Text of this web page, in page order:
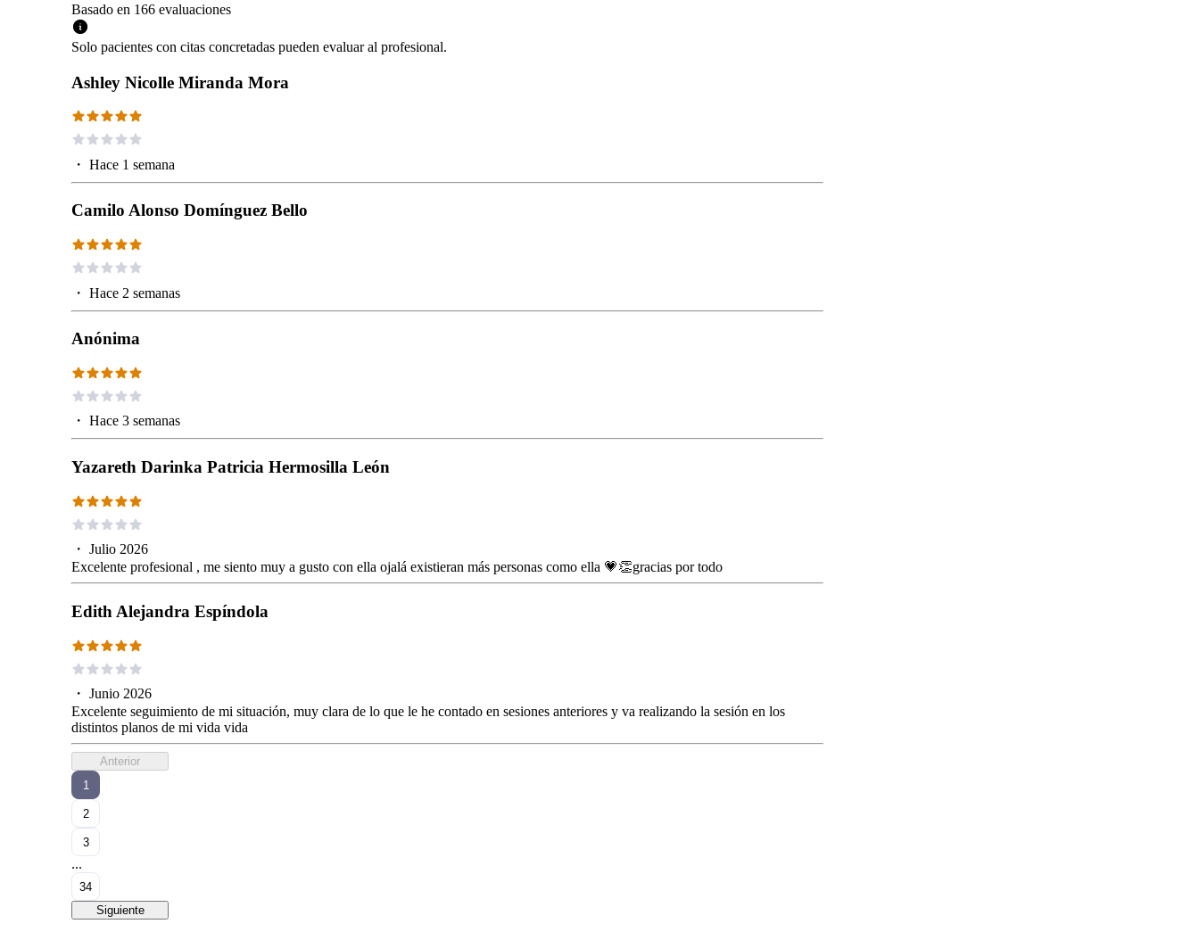
Basado en 166 evaluaciones
Solo pacientes con citas concretadas pueden evaluar al profesional.
Ashley Nicolle Miranda Mora
・ Hace 1 semana
Camilo Alonso Domínguez Bello
・ Hace 2 semanas
Anónima
・ Hace 3 semanas
Yazareth Darinka Patricia Hermosilla León
・ Julio 2026
Excelente profesional , me siento muy a gusto con ella ojalá existieran más personas como ella 💗👏gracias por todo
Edith Alejandra Espíndola
・ Junio 2026
Excelente seguimiento de mi situación, muy clara de lo que le he contado en sesiones anteriores y va realizando la sesión en los
distintos planos de mi vida vida
Anterior
1
2
3
...
34
Siguiente